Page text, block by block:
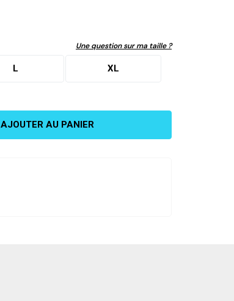
CRÉER UN COMPTEUne question sur ma taille ?
L XL
AJOUTER AU PANIER